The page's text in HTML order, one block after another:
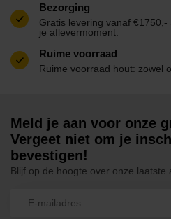
Bezorging
Gratis levering vanaf
je aflevermoment.
Ruime voorraad
Ruime voorraad hout: zowel
Meld je aan voor onze
Vergeet niet om je
bevestigen!
Blijf op de hoogte over onze laatste